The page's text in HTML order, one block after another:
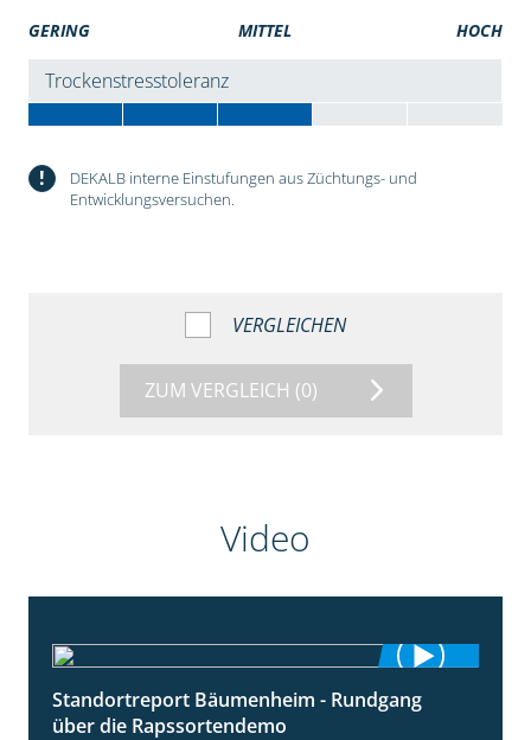
GERING MITTEL HOCH
Trockenstresstoleranz
!
DEKALB interne Einstufungen aus Züchtungs- und
Entwicklungsversuchen.
VERGLEICHEN
ZUM VERGLEICH (0)
Video
6:03
Standortreport Bäumenheim - Rundgang
über die Rapssortendemo